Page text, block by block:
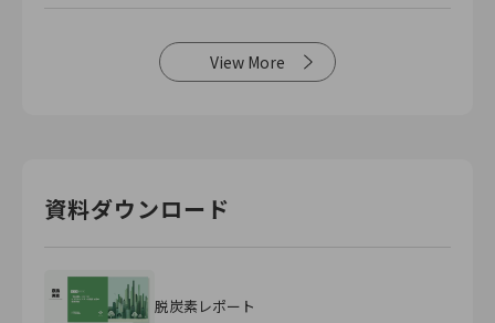
View More
資料ダウンロード
脱炭素レポート